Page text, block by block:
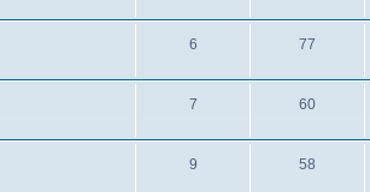
6 77
7 60
9 58